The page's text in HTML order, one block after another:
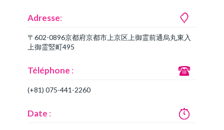
Adresse:
〒602-0896京都府京都市上京区上御霊前通烏丸東入
上御霊竪町495
Téléphone :
(+81) 075-441-2260
Date :